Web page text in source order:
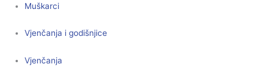
Muškarci
Vjenčanja i godišnjice
Vjenčanja